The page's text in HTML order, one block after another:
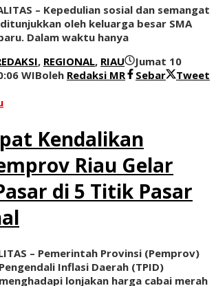
– Kepedulian sosial dan semangat
oleh keluarga besar SMA
Dalam waktu hanya
, REGIONAL, RIAU
Jumat 10
WIBoleh Redaksi MR Sebar
Tweet
Kendalikan
Riau Gelar
di 5 Titik Pasar
– Pemerintah Provinsi (Pemprov)
Inflasi Daerah (TPID)
lonjakan harga cabai merah